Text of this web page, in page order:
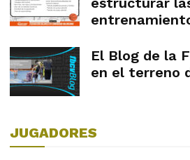
El Blog de la
en el terreno
JUGADORES